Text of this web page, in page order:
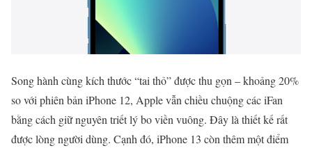
Song hành cùng kích thước “tai thỏ” được thu gọn – khoảng 20%
so với phiên bản iPhone 12, Apple vẫn chiều chuộng các iFan
bằng cách giữ nguyên triết lý bo viền vuông. Đây là thiết kế rất
được lòng người dùng. Cạnh đó, iPhone 13 còn thêm một điểm